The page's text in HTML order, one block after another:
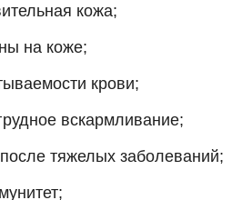
кожа;
на коже;
крови;
вскармливание;
тяжелых заболеваний;